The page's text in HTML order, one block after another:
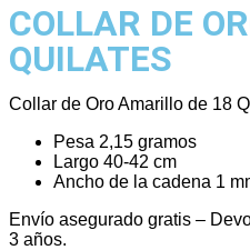
COLLAR DE
QUILATES
Collar de Oro Amarillo de 18
Pesa 2,15 gramos
Largo 40-42 cm
Ancho de la cadena 1
Envío asegurado gratis –
3 años.